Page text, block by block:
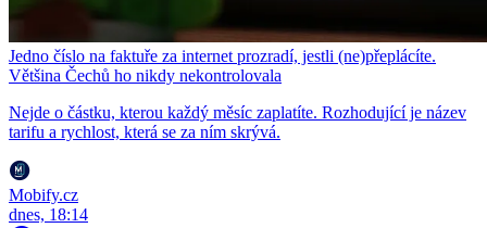
Jedno číslo na faktuře za internet prozradí, jestli (ne)přeplácíte.
Většina Čechů ho nikdy nekontrolovala
Nejde o částku, kterou každý měsíc zaplatíte. Rozhodující je název
tarifu a rychlost, která se za ním skrývá.
Mobify.cz
dnes, 18:14